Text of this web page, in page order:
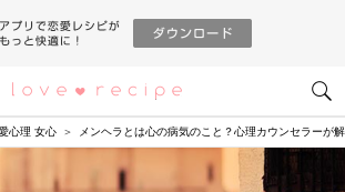
恋愛レシピ
心理 女心 メンヘラとは心の病気のこと？心理カウンセラーが